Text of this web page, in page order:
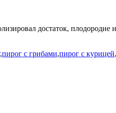
достаток,
,пирог с грибами,пирог с курицей,